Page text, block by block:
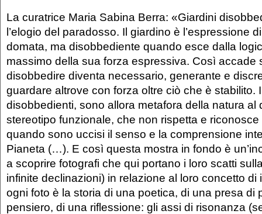
La curatrice Maria Sabina Berra: «Giardini
l’elogio del paradosso. Il giardino è l’espressione
domata, ma disobbediente quando esce dalla
massimo della sua forza espressiva. Così accade
disobbedire diventa necessario, generante e
guardare altrove con forza oltre ciò che è stabilito.
disobbedienti, sono allora metafora della natura al
stereotipo funzionale, che non rispetta e riconosce
quando sono uccisi il senso e la comprensione
Pianeta (…). E così questa mostra in fondo è
a scoprire fotografi che qui portano i loro scatti
infinite declinazioni) in relazione al loro concetto di
ogni foto è la storia di una poetica, di una presa di
pensiero, di una riflessione: gli assi di risonanza